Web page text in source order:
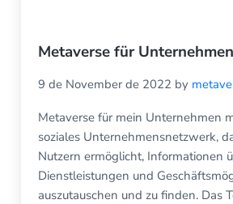
Metaverse für Unternehmen
9 de November de 2022 by
Metaverse für mein Unternehmen
soziales Unternehmensnetzwerk,
Nutzern ermöglicht, Informationen
Dienstleistungen und
auszutauschen und zu finden. Das